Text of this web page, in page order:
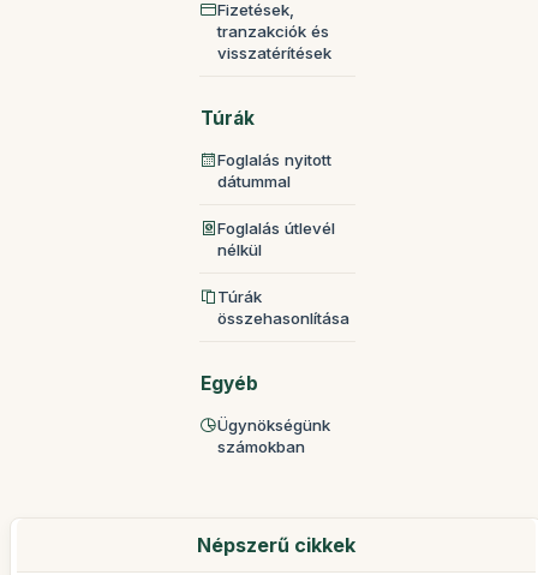
Fizetések,
tranzakciók és
visszatérítések
Túrák
Foglalás nyitott
dátummal
Foglalás útlevél
nélkül
Túrák
összehasonlítása
Egyéb
Ügynökségünk
számokban
Népszerű cikkek